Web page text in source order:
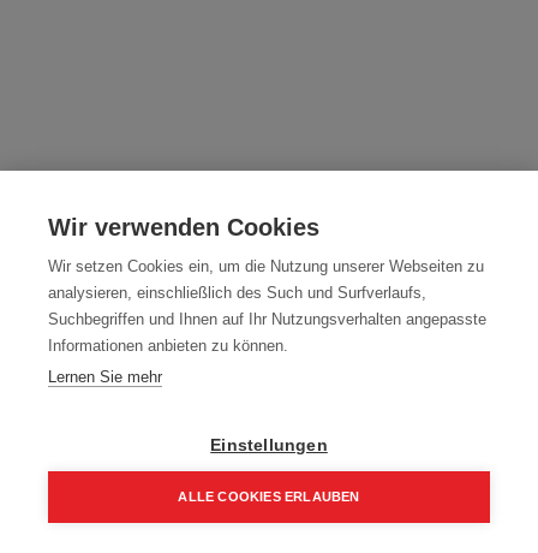
Artikelnummer:924401
Typ: ZH320Ec
5.099,00€
6.118,80 € inkl. Mwst
5.099,00 € / Stk.
In den Einkaufskorb
Wir verwenden Cookies
Wir setzen Cookies ein, um die Nutzung unserer Webseiten zu
analysieren, einschließlich des Such und Surfverlaufs,
Suchbegriffen und Ihnen auf Ihr Nutzungsverhalten angepasste
Informationen anbieten zu können.
Lernen Sie mehr
Einstellungen
ALLE COOKIES ERLAUBEN